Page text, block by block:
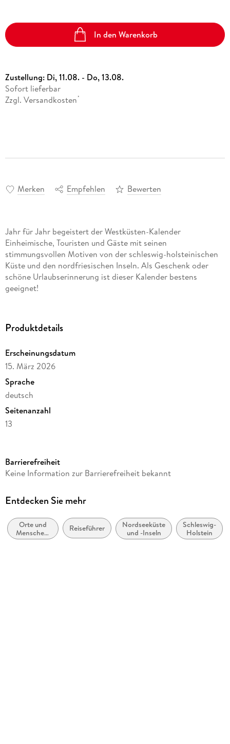
In den Warenkorb
Zustellung: Di, 11.08. - Do, 13.08.
Sofort lieferbar
Zzgl. Versandkosten *
Merken Empfehlen Bewerten
Jahr für Jahr begeistert der Westküsten-Kalender
Einheimische, Touristen und Gäste mit seinen
stimmungsvollen Motiven von der schleswig-holsteinischen
Küste und den nordfriesischen Inseln. Als Geschenk oder
schöne Urlaubserinnerung ist dieser Kalender bestens
geeignet!
Produktdetails
Erscheinungsdatum
15. März 2026
Sprache
deutsch
Seitenanzahl
13
Verlag/Hersteller
Produktart
Abbildungen
durchgehend Farbfotografien
Barrierefreiheit
Keine Information zur Barrierefreiheit bekannt
Entdecken Sie mehr
Orte und
Menschen:
Sachbuch,
Reiseführer
Nordseeküste
und -Inseln
Schleswig-
Holstein